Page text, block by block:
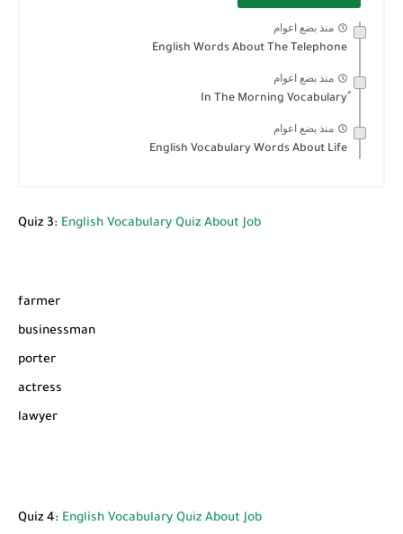
منذ بضع اعوام
English Words About The Telephone
منذ بضع اعوام
منذ بضع اعوام
English Vocabulary Words About Life
Quiz 3: English Vocabulary Quiz About Job
farmer
businessman
porter
actress
lawyer
Quiz 4: English Vocabulary Quiz About Job